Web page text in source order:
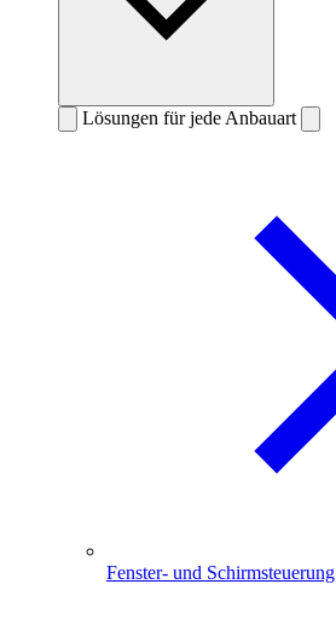
Lösungen für jede Anbauart
Fenster- und Schirmsteuerung